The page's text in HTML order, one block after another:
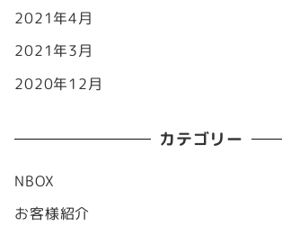
2021年4月
2021年3月
2020年12月
カテゴリー
NBOX
お客様紹介